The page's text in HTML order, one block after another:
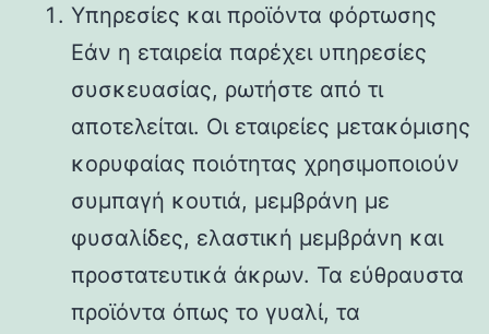
Υπηρεσίες και προϊόντα φόρτωσης
Εάν η εταιρεία παρέχει υπηρεσίες
συσκευασίας, ρωτήστε από τι
αποτελείται. Οι εταιρείες μετακόμισης
κορυφαίας ποιότητας χρησιμοποιούν
συμπαγή κουτιά, μεμβράνη με
φυσαλίδες, ελαστική μεμβράνη και
προστατευτικά άκρων. Τα εύθραυστα
προϊόντα όπως το γυαλί, τα